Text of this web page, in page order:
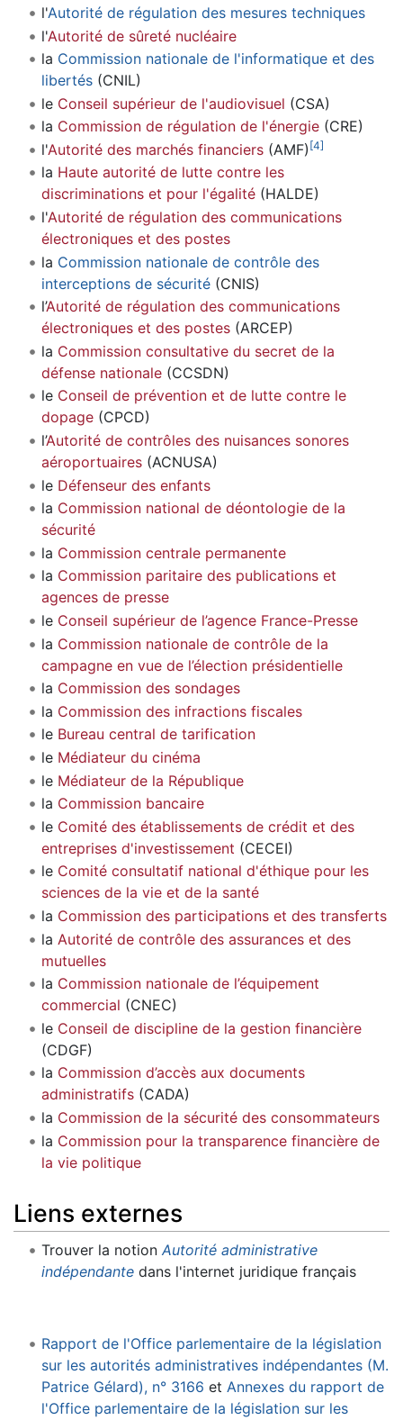
l'Autorité de régulation des mesures techniques
l'Autorité de sûreté nucléaire
la Commission nationale de l'informatique et des
libertés(CNIL)
le Conseil supérieur de l'audiovisuel (CSA)
la Commission de régulation de l'énergie(CRE)
l'Autorité des marchés financiers(AMF) [4]
la Haute autorité de lutte contre les
discriminations et pour l'égalité(HALDE)
l'Autorité de régulation des communications
électroniques et des postes
la Commission nationale de contrôle des
interceptions de sécurité(CNIS)
l’Autorité de régulation des communications
électroniques et des postes(ARCEP)
la Commission consultative du secret de la
défense nationale(CCSDN)
le Conseil de prévention et de lutte contre le
dopage(CPCD)
l’Autorité de contrôles des nuisances sonores
aéroportuaires(ACNUSA)
le Défenseur des enfants
la Commission national de déontologie de la
sécurité
la Commission centrale permanente
la Commission paritaire des publications et
agences de presse
le Conseil supérieur de l’agence France-Presse
la Commission nationale de contrôle de la
campagne en vue de l’élection présidentielle
la Commission des sondages
la Commission des infractions fiscales
le Bureau central de tarification
le Médiateur du cinéma
le Médiateur de la République
la Commission bancaire
le Comité des établissements de crédit et des
entreprises d'investissement (CECEI)
le Comité consultatif national d'éthique pour les
sciences de la vie et de la santé
la Commission des participations et des transferts
la Autorité de contrôle des assurances et des
mutuelles
la Commission nationale de l’équipement
commercial (CNEC)
le Conseil de discipline de la gestion financière
(CDGF)
la Commission d’accès aux documents
administratifs(CADA)
la Commission de la sécurité des consommateurs
la Commission pour la transparence financière de
la vie politique
Liens externes
Trouver la notion Autorité administrative
indépendantedans l'internet juridique français
Rapport de l'Office parlementaire de la législation
sur les autorités administratives indépendantes (M.
Patrice Gélard), n° 3166 et Annexes du rapport de
l'Office parlementaire de la législation sur les